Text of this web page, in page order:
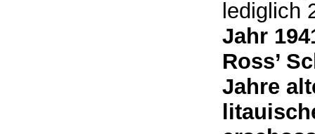
lediglich
Jahr
Ross’
Jahre